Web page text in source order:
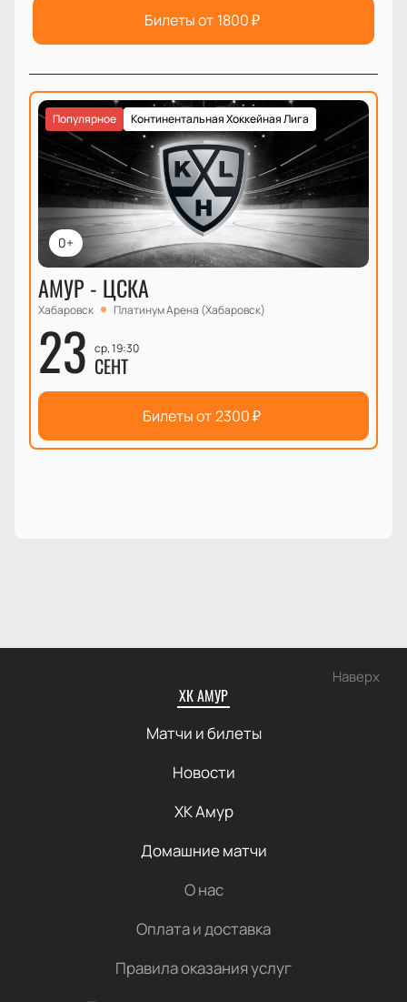
Билеты от 1800₽
0+
Континентальная Хоккейная Лига
Популярное
АМУР - ЦСКА
Хабаровск Платинум Арена (Хабаровск)
23 ср, 19:30
СЕНТ
Билеты от2300₽
Наверх
ХК АМУР
Матчи и билеты
Новости
ХК Амур
Домашние матчи
О нас
Оплата и доставка
Правила оказания услуг